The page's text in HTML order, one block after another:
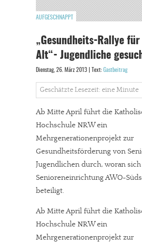
AUFGESCHNAPPT
„Gesundheits-Rallye für
Alt“- Jugendliche
Dienstag, 26. März 2013 | Text: Gastbeitrag
Geschätzte Lesezeit: eine Minute
Ab Mitte April führt die
Hochschule NRW ein
Mehrgenerationenprojekt zur
Gesundheitsförderung von
Jugendlichen durch, woran
Senioreneinrichtung AWO-
beteiligt.
Ab Mitte April führt die
Hochschule NRW ein
Mehrgenerationenprojekt zur